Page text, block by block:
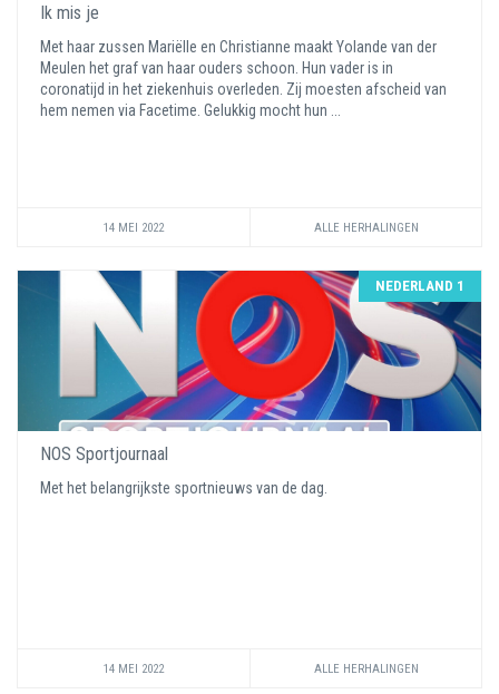
Ik mis je
Met haar zussen Mariëlle en Christianne maakt Yolande van der
Meulen het graf van haar ouders schoon. Hun vader is in
coronatijd in het ziekenhuis overleden. Zij moesten afscheid van
hem nemen via Facetime. Gelukkig mocht hun ...
14 MEI 2022 ALLE HERHALINGEN
NEDERLAND 1
NOS Sportjournaal
Met het belangrijkste sportnieuws van de dag.
14 MEI 2022 ALLE HERHALINGEN